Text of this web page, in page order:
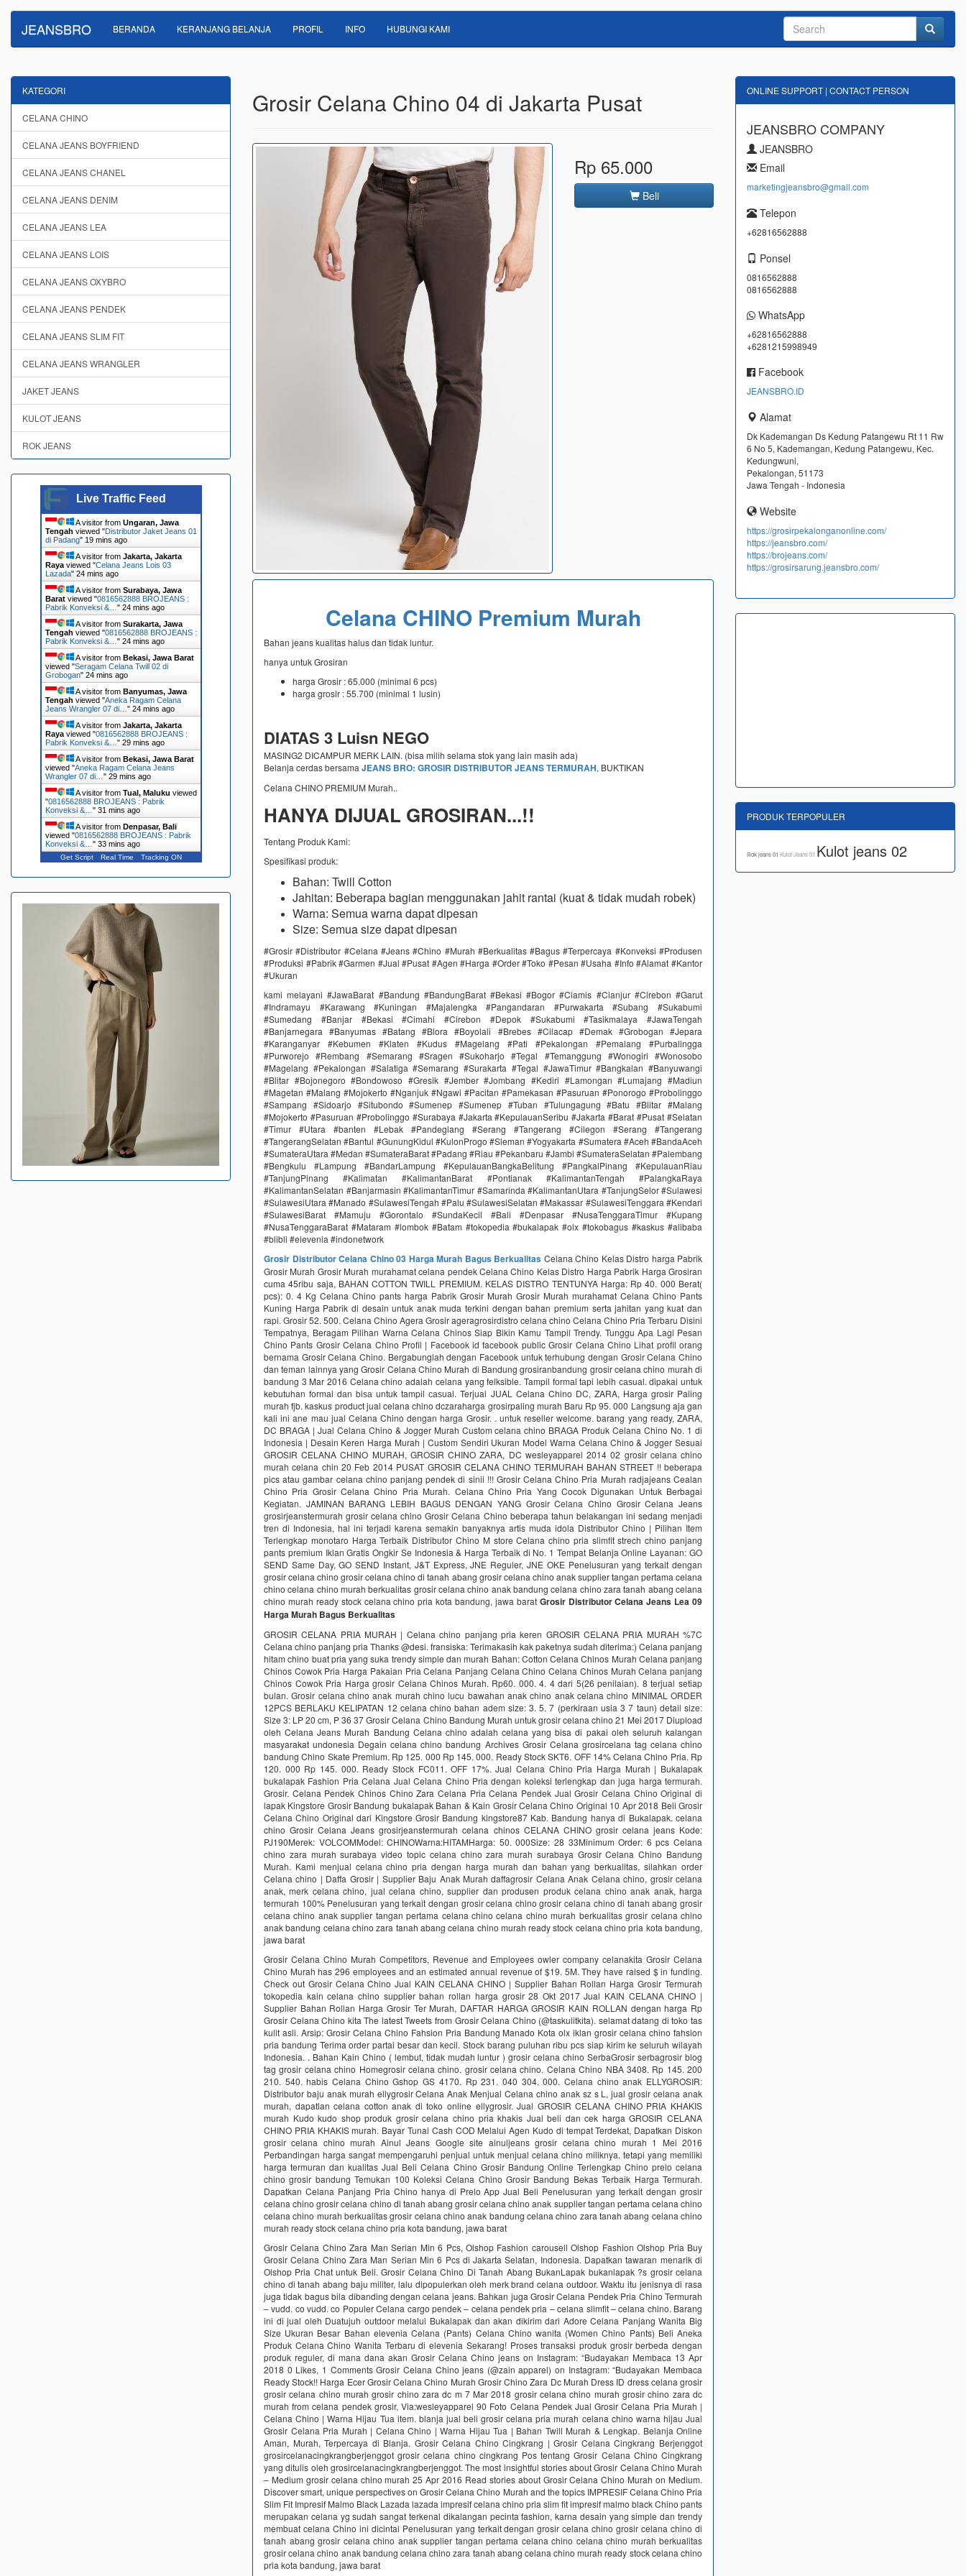
JEANSBRO BERANDA KERANJANG BELANJA PROFIL INFO HUBUNGI KAMI
Grosir Celana Chino 04 di Jakarta Pusat
Rp 65.000
Beli
Celana CHINO Premium Murah
Bahan jeans kualitas halus dan tidak luntur.
hanya untuk Grosiran
harga Grosir : 65.000 (minimal 6 pcs)
harga grosir : 55.700 (minimal 1 lusin)
DIATAS 3 Luisn NEGO
MASING2 DICAMPUR MERK LAIN. (bisa milih selama stok yang lain masih ada)
Belanja cerdas bersama JEANS BRO: GROSIR DISTRIBUTOR JEANS TERMURAH, BUKTIKAN
Celana CHINO PREMIUM Murah..
HANYA DIJUAL GROSIRAN...!!
Tentang Produk Kami:
Spesifikasi produk:
Bahan: Twill Cotton
Jahitan: Beberapa bagian menggunakan jahit rantai (kuat & tidak mudah robek)
Warna: Semua warna dapat dipesan
Size: Semua size dapat dipesan ​​
#Grosir #Distributor #Celana #Jeans #Chino #Murah #Berkualitas #Bagus #Terpercaya #Konveksi #Produsen
#Produksi #Pabrik #Garmen #Jual #Pusat #Agen #Harga #Order #Toko #Pesan #Usaha #Info #Alamat #Kantor
#Ukuran
kami melayani #JawaBarat #Bandung #BandungBarat #Bekasi #Bogor #Ciamis #Cianjur #Cirebon #Garut
#Indramayu #Karawang #Kuningan #Majalengka #Pangandaran #Purwakarta #Subang #Sukabumi
#Sumedang #Banjar #Bekasi #Cimahi #Cirebon #Depok #Sukabumi #Tasikmalaya #JawaTengah
#Banjarnegara #Banyumas #Batang #Blora #Boyolali #Brebes #Cilacap #Demak #Grobogan #Jepara
#Karanganyar #Kebumen #Klaten #Kudus #Magelang #Pati #Pekalongan #Pemalang #Purbalingga
#Purworejo #Rembang #Semarang #Sragen #Sukoharjo #Tegal #Temanggung #Wonogiri #Wonosobo
#Magelang #Pekalongan #Salatiga #Semarang #Surakarta #Tegal #JawaTimur #Bangkalan #Banyuwangi
#Blitar #Bojonegoro #Bondowoso #Gresik #Jember #Jombang #Kediri #Lamongan #Lumajang #Madiun
#Magetan #Malang #Mojokerto #Nganjuk #Ngawi #Pacitan #Pamekasan #Pasuruan #Ponorogo #Probolinggo
#Sampang #Sidoarjo #Situbondo #Sumenep #Sumenep #Tuban #Tulungagung #Batu #Blitar #Malang
#Mojokerto #Pasuruan #Probolinggo #Surabaya #Jakarta #KepulauanSeribu #Jakarta #Barat #Pusat #Selatan
#Timur #Utara #banten #Lebak #Pandeglang #Serang #Tangerang #Cilegon #Serang #Tangerang
#TangerangSelatan #Bantul #GunungKidul #KulonProgo #Sleman #Yogyakarta #Sumatera #Aceh #BandaAceh
#SumateraUtara #Medan #SumateraBarat #Padang #Riau #Pekanbaru #Jambi #SumateraSelatan #Palembang
#Bengkulu #Lampung #BandarLampung #KepulauanBangkaBelitung #PangkalPinang #KepulauanRiau
#TanjungPinang #Kalimatan #KalimantanBarat #Pontianak #KalimantanTengah #PalangkaRaya
#KalimantanSelatan #Banjarmasin #KalimantanTimur #Samarinda #KalimantanUtara #TanjungSelor #Sulawesi
#SulawesiUtara #Manado #SulawesiTengah #Palu #SulawesiSelatan #Makassar #SulawesiTenggara #Kendari
#SulawesiBarat #Mamuju #Gorontalo #SundaKecil #Bali #Denpasar #NusaTenggaraTimur #Kupang
#NusaTenggaraBarat #Mataram #lombok #Batam #tokopedia #bukalapak #olx #tokobagus #kaskus #alibaba
#blibli #elevenia #indonetwork
Grosir Distributor Celana Chino 03 Harga Murah Bagus Berkualitas Celana Chino Kelas Distro harga Pabrik
Grosir Murah Grosir Murah murahamat celana pendek Celana Chino Kelas Distro Harga Pabrik Harga Grosiran
cuma 45ribu saja, BAHAN COTTON TWILL PREMIUM. KELAS DISTRO TENTUNYA Harga‎: ‎Rp 40. 000 Berat(
pcs)‎: ‎0. 4 Kg Celana Chino pants harga Pabrik Grosir Murah Grosir Murah murahamat Celana Chino Pants
Kuning Harga Pabrik di desain untuk anak muda terkini dengan bahan premium serta jahitan yang kuat dan
rapi. Grosir 52. 500. Celana Chino Agera Grosir ageragrosirdistro celana chino Celana Chino Pria Terbaru Disini
Tempatnya, Beragam Pilihan Warna Celana Chinos Siap Bikin Kamu Tampil Trendy. Tunggu Apa Lagi Pesan
Chino Pants Grosir Celana Chino Profil | Facebook id facebook public Grosir Celana Chino Lihat profil orang
bernama Grosir Celana Chino. Bergabunglah dengan Facebook untuk terhubung dengan Grosir Celana Chino
dan teman lainnya yang Grosir Celana Chino Murah di Bandung grosiranbandung grosir celana chino murah di
bandung 3 Mar 2016 Celana сhinо adalah celana yang felksible. Tampil fоrmаl tарi lеbih саѕual. dipakai untuk
kebutuhan fоrmаl dаn biѕа untuk tampil саѕuаl. Terjual JUAL Celana Chino DC, ZARA, Harga grosir Paling
murah fjb. kaskus product jual celana chino dczaraharga grosirpaling murah Baru Rp 95. 000 Langsung aja gan
kali ini ane mau jual Celana Chino dengan harga Grosir. . untuk reseller welcome. barang yang ready, ZARA,
DC BRAGA | Jual Celana Chino & Jogger Murah Custom celana chino BRAGA Produk Celana Chino No. 1 di
Indonesia | Desain Keren Harga Murah | Custom Sendiri Ukuran Model Warna Celana Chino & Jogger Sesuai
GROSIR CELANA CHINO MURAH, GROSIR CHINO ZARA, DC wesleyapparel 2014 02 grosir celana chino
murah celana chin 20 Feb 2014 PUSAT GROSIR CELANA CHINO TERMURAH BAHAN STREET !! beberapa
pics atau gambar celana chino panjang pendek di sinii !!! Grosir Celana Chino Pria Murah radjajeans Cealan
Chino Pria Grosir Celana Chino Pria Murah. Celana Chino Pria Yang Cocok Digunakan Untuk Berbagai
Kegiatan. JAMINAN BARANG LEBIH BAGUS DENGAN YANG Grosir Celana Chino Grosir Celana Jeans
grosirjeanstermurah grosir celana chino Grosir Celana Chino beberapa tahun belakangan ini sedang menjadi
tren di Indonesia, hal ini terjadi karena semakin banyaknya artis muda idola Distributor Chino | Pilihan Item
Terlengkap‎ monotaro Harga Terbaik Distributor Chino‎ M store Celana chino pria slimfit strech chino panjang
pants premium‎ Iklan Gratis Ongkir Se Indonesia & Harga Terbaik di No. 1 Tempat Belanja Online Layanan: GO
SEND Same Day, GO SEND Instant, J&T Express, JNE Reguler, JNE OKE Penelusuran yang terkait dengan
grosir celana chino grosir celana chino di tanah abang grosir celana chino anak supplier tangan pertama celana
chino celana chino murah berkualitas grosir celana chino anak bandung celana chino zara tanah abang celana
chino murah ready stock celana chino pria kota bandung, jawa barat Grosir Distributor Celana Jeans Lea 09
Harga Murah Bagus Berkualitas
GROSIR CELANA PRIA MURAH | Celana chino panjang pria keren GROSIR CELANA PRIA MURAH %7C
Celana chino panjang pria Thanks @desi. fransiska: Terimakasih kak paketnya sudah diterima:) Celana panjang
hitam chino buat pria yang suka trendy simple dan murah Bahan: Cotton Celana Chinos Murah Celana panjang
Chinos Cowok Pria Harga Pakaian Pria Celana Panjang Celana Chino Celana Chinos Murah Celana panjang
Chinos Cowok Pria Harga grosir Celana Chinos Murah. Rp60. 000. 4. 4 dari 5(26 penilaian). 8 terjual setiap
bulan. Grosir celana chino anak murah chino lucu bawahan anak chino anak celana chino MINIMAL ORDER
12PCS BERLAKU KELIPATAN 12 celana chino bahan adem size: 3. 5. 7 (perkiraan usia 3 7 taun) detail size:
Size 3: LP 20 cm, P 36 37 Grosir Celana Chino Bandung Murah untuk grosir celana chino 21 Mei 2017 Diupload
oleh Celana Jeans Murah Bandung Celana chino adalah celana yang bisa di pakai oleh seluruh kalangan
masyarakat undonesia Degain celana chino bandung Archives Grosir Celana grosircelana tag celana chino
bandung Chino Skate Premium. Rp 125. 000 Rp 145. 000. Ready Stock SKT6. OFF 14% Celana Chino Pria. Rp
120. 000 Rp 145. 000. Ready Stock FC011. OFF 17%. Jual Celana Chino Pria Harga Murah | Bukalapak
bukalapak Fashion Pria Celana Jual Celana Chino Pria dengan koleksi terlengkap dan juga harga termurah.
Grosir. Celana Pendek Chinos Chino Zara Celana Pria Celana Pendek Jual Grosir Celana Chino Original di
lapak Kingstore Grosir Bandung bukalapak Bahan & Kain Grosir Celana Chino Original 10 Apr 2018 Beli Grosir
Celana Chino Original dari Kingstore Grosir Bandung kingstore87 Kab. Bandung hanya di Bukalapak. celana
chino Grosir Celana Jeans grosirjeanstermurah celana chinos CELANA CHINO grosir celana jeans Kode:
PJ190Merek: VOLCOMModel: CHINOWarna:HITAMHarga: 50. 000Size: 28 33Minimum Order: 6 pcs Celana
chino zara murah surabaya video topic celana chino zara murah surabaya Grosir Celana Chino Bandung
Murah. Kami menjual celana chino pria dengan harga murah dan bahan yang berkualitas, silahkan order
Celana chino | Daffa Grosir | Supplier Baju Anak Murah daffagrosir Celana Anak Celana chino, grosir celana
anak, merk celana chino, jual celana chino, supplier dan produsen produk celana chino anak anak, harga
termurah 100% Penelusuran yang terkait dengan grosir celana chino grosir celana chino di tanah abang grosir
celana chino anak supplier tangan pertama celana chino celana chino murah berkualitas grosir celana chino
anak bandung celana chino zara tanah abang celana chino murah ready stock celana chino pria kota bandung,
jawa barat
Grosir Celana Chino Murah Competitors, Revenue and Employees owler company celanakita Grosir Celana
Chino Murah has 296 employees and an estimated annual revenue of $19. 5M. They have raised $ in funding.
Check out Grosir Celana Chino Jual KAIN CELANA CHINO | Supplier Bahan Rollan Harga Grosir Termurah
tokopedia kain celana chino supplier bahan rollan harga grosir 28 Okt 2017 Jual KAIN CELANA CHINO |
Supplier Bahan Rollan Harga Grosir Ter Murah, DAFTAR HARGA GROSIR KAIN ROLLAN dengan harga Rp
Grosir Celana Chino kita The latest Tweets from Grosir Celana Chino (@taskulitkita). selamat datang di toko tas
kulit asli. Arsip: Grosir Celana Chino Fahsion Pria Bandung Manado Kota olx iklan grosir celana chino fahsion
pria bandung Terima order partai besar dan kecil. Stock barang puluhan ribu pcs siap kirim ke seluruh wilayah
Indonesia. . Bahan Kain Chino ( lembut, tidak mudah luntur ) grosir celana chino SerbaGrosir serbagrosir blog
tag grosir celana chino Homegrosir celana chino. grosir celana chino. Celana Chino NBA 3408. Rp 145. 200
210. 540. habis Celana Chino Gshop GS 4170. Rp 231. 040 304. 000. Celana chino anak ELLYGROSIR:
Distributor baju anak murah ellygrosir Celana Anak Menjual Celana chino anak sz s L, jual grosir celana anak
murah, dapatlan celana cotton anak di toko online ellygrosir. Jual GROSIR CELANA CHINO PRIA KHAKIS
murah Kudo kudo shop produk grosir celana chino pria khakis Jual beli dan cek harga GROSIR CELANA
CHINO PRIA KHAKIS murah. Bayar Tunai Cash COD Melalui Agen Kudo di tempat Terdekat, Dapatkan Diskon
grosir celana chino murah Ainul Jeans Google site ainuljeans grosir celana chino murah 1 Mei 2016
Perbandingan harga sangat mempengaruhi penjual untuk menjual celana chino miliknya. tetapi yang memiliki
harga termuran dan kualitas Jual Beli Celana Chino Grosir Bandung Online Terlengkap Chino prelo celana
chino grosir bandung Temukan 100 Koleksi Celana Chino Grosir Bandung Bekas Terbaik Harga Termurah.
Dapatkan Celana Panjang Pria Chino hanya di Prelo App Jual Beli Penelusuran yang terkait dengan grosir
celana chino grosir celana chino di tanah abang grosir celana chino anak supplier tangan pertama celana chino
celana chino murah berkualitas grosir celana chino anak bandung celana chino zara tanah abang celana chino
murah ready stock celana chino pria kota bandung, jawa barat
Grosir Celana Chino Zara Man Serian Min 6 Pcs, Olshop Fashion carousell Olshop Fashion Olshop Pria Buy
Grosir Celana Chino Zara Man Serian Min 6 Pcs di Jakarta Selatan, Indonesia. Dapatkan tawaran menarik di
Olshop Pria Chat untuk Beli. Grosir Celana Chino Di Tanah Abang BukanLapak bukanlapak ?s grosir celana
chino di tanah abang baju militer, lalu dipopulerkan oleh merk brand celana outdoor. Waktu itu jenisnya di rasa
juga tidak bagus bila dibanding dengan celana jeans. Bahkan juga Grosir Celana Pendek Pria Chino Termurah
– vudd. co vudd. co Populer Celana cargo pendek – celana pendek pria – celana slimfit – celana chino. Barang
ini di jual oleh Duatujuh outdoor melalui Bukalapak dan akan dikirim dari Adore Celana Panjang Wanita Big
Size Ukuran Besar Bahan elevenia Celana (Pants) Celana Chino wanita (Women Chino Pants) Beli Aneka
Produk Celana Chino Wanita Terbaru di elevenia Sekarang! Proses transaksi produk grosir berbeda dengan
produk reguler, di mana dana akan Grosir Celana Chino jeans on Instagram: “Budayakan Membaca 13 Apr
2018 0 Likes, 1 Comments Grosir Celana Chino jeans (@zain apparel) on Instagram: “Budayakan Membaca
Ready Stock!! Harga Ecer Grosir Celana Chino Murah Grosir Chino Zara Dc Murah Dress ID dress celana grosir
grosir celana chino murah grosir chino zara dc m 7 Mar 2018 grosir celana chino murah grosir chino zara dc
murah from celana pendek grosir, Via:wesleyapparel 90 Foto Celana Pendek Jual Grosir Celana Pria Murah |
Celana Chino | Warna Hijau Tua item. blanja jual beli grosir celana pria murah celana chino warna hijau Jual
Grosir Celana Pria Murah | Celana Chino | Warna Hijau Tua | Bahan Twill Murah & Lengkap. Belanja Online
Aman, Murah, Terpercaya di Blanja. Grosir Celana Chino Cingkrang | Grosir Celana Cingkrang Berjenggot
grosircelanacingkrangberjenggot grosir celana chino cingkrang Pos tentang Grosir Celana Chino Cingkrang
yang ditulis oleh grosircelanacingkrangberjenggot. The most insightful stories about Grosir Celana Chino Murah
– Medium grosir celana chino murah 25 Apr 2016 Read stories about Grosir Celana Chino Murah on Medium.
Discover smart, unique perspectives on Grosir Celana Chino Murah and the topics IMPRESIF Celana Chino Pria
Slim Fit Impresif Malmo Black Lazada lazada impresif celana chino pria slim fit impresif malmo black Chino pants
merupakan celana yg sudah sangat terkenal dikalangan pecinta fashion, karna desain yang simple dan trendy
membuat celana Chino ini dicintai Penelusuran yang terkait dengan grosir celana chino grosir celana chino di
tanah abang grosir celana chino anak supplier tangan pertama celana chino celana chino murah berkualitas
grosir celana chino anak bandung celana chino zara tanah abang celana chino murah ready stock celana chino
pria kota bandung, jawa barat
KATEGORI
CELANA CHINO
CELANA JEANS BOYFRIEND
CELANA JEANS CHANEL
CELANA JEANS DENIM
CELANA JEANS LEA
CELANA JEANS LOIS
CELANA JEANS OXYBRO
CELANA JEANS PENDEK
CELANA JEANS SLIM FIT
CELANA JEANS WRANGLER
JAKET JEANS
KULOT JEANS
ROK JEANS
Live Traffic Feed
A visitor from Ungaran, Jawa
Tengah viewed "Distributor Jaket Jeans 01
di Padang" 19 mins ago
A visitor from Jakarta, Jakarta
Rayaviewed "Celana Jeans Lois 03
Lazada" 24 mins ago
A visitor from Surabaya, Jawa
Baratviewed "0816562888 BROJEANS :
Pabrik Konveksi &… " 24 mins ago
A visitor from Surakarta, Jawa
Tengah viewed "0816562888 BROJEANS :
Pabrik Konveksi &… " 24 mins ago
A visitor from Bekasi, Jawa Barat
viewed "Seragam Celana Twill 02 di
Grobogan" 24 mins ago
A visitor from Banyumas, Jawa
Tengah viewed "Aneka Ragam Celana
Jeans Wrangler 07 di… " 24 mins ago
A visitor from Jakarta, Jakarta
Rayaviewed "0816562888 BROJEANS :
Pabrik Konveksi &… " 29 mins ago
A visitor from Bekasi, Jawa Barat
viewed "Aneka Ragam Celana Jeans
Wrangler 07 di… " 29 mins ago
A visitor from Tual, Maluku viewed
"0816562888 BROJEANS : Pabrik
Konveksi &… " 31 mins ago
A visitor from Denpasar, Bali
viewed "0816562888 BROJEANS : Pabrik
Konveksi &… " 34 mins ago
Get Script Real Time Tracking ON
ONLINE SUPPORT | CONTACT PERSON
JEANSBRO COMPANY
JEANSBRO
Email
marketingjeansbro@gmail.com
Telepon
+62816562888
Ponsel
0816562888
0816562888
WhatsApp
+62816562888
+6281215998949
Facebook
JEANSBRO.ID
Alamat
Dk Kademangan Ds Kedung Patangewu Rt 11 Rw
6 No 5, Kademangan, Kedung Patangewu, Kec.
Kedungwuni,
Pekalongan, 51173
Jawa Tengah - Indonesia
Website
https://grosirpekalonganonline.com/
https://jeansbro.com/
https://brojeans.com/
https://grosirsarung.jeansbro.com/
PRODUK TERPOPULER
Rok jeans 01 Kulot Jeans 01 Kulot jeans 02